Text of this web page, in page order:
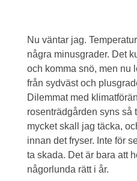
Nu väntar jag.
några minusgrader. Det
och komma snö, men nu
från sydväst och
Dilemmat med
rosenträdgården syns så
mycket skall jag täcka,
innan det fryser. Inte för
ta skada. Det är bara att
någorlunda rätt i år.